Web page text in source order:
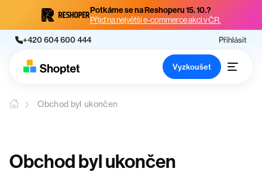
Potkáme se na Reshoperu 15. 10.?
Přijď na největší e-commerce akci v ČR.
+420 604 600 444 Přihlásit
Vyzkoušet
Obchod byl ukončen
Obchod byl ukončen